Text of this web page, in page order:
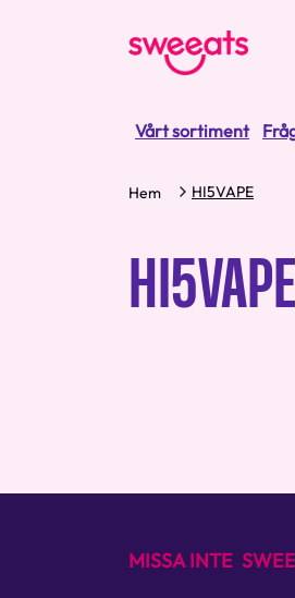
Vårt sortiment
Hem HI5VAPE
HI5VAPE
MISSA INTE